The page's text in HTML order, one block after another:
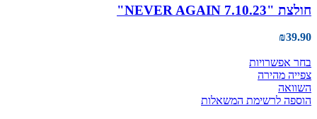
ניתן
לבחור
המוצר
חולצת "NEVER AGAIN 7.10.23"
₪39.90
בחר אפשרויות
מספר
צפייה מהירה
השוואה
הוספה לרשימת המשאלות